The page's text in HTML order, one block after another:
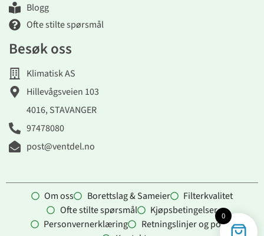
Blogg
Ofte stilte spørsmål
Besøk oss
Klimatisk AS
Hillevågsveien 103
4016, STAVANGER
97478080
post@ventdel.no
Om oss Borettslag & Sameier
Filterkvalitet
Ofte stilte spørsmål
Kjøpsbetingelser
Personvernerklæring
Retningslinjer og policy
0